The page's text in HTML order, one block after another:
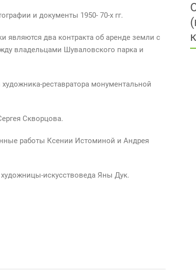
и документы 1950- 70-х гг.
два контракта об аренде земли с
владельцами Шуваловского парка и
реставратора монументальной
Скворцова.
работы Ксении Истоминой и Андрея
искусствоведа Яны Дук.